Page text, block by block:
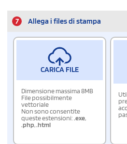
7 Allega i files di stampa
CARICA FILE
Dimensione massima 8MB
File possibilmente
vettoriale
Non sono consentite
queste estensioni:.exe,
.php,.html